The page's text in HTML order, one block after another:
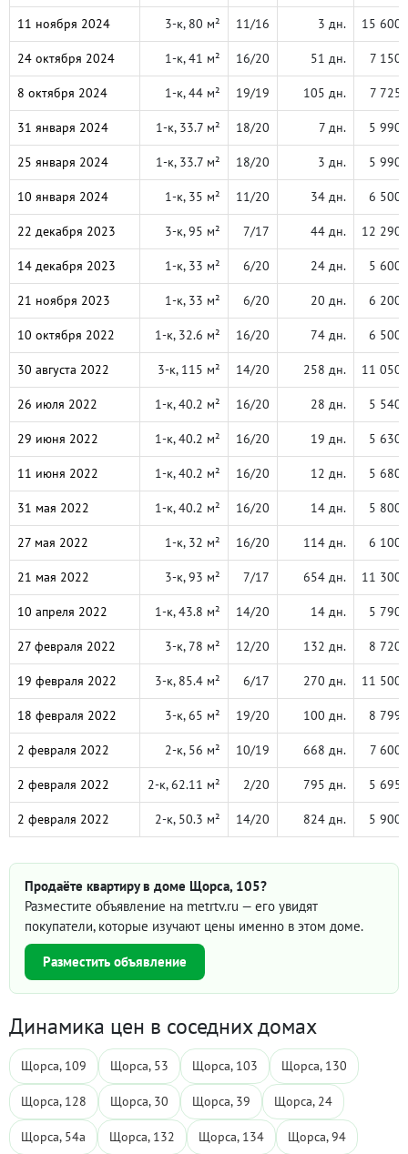
11 ноября 2024 3-к, 80 м² 11/16 3 дн. 15 600
24 октября 2024 1-к, 41 м² 16/20 51 дн. 7 150
8 октября 2024 1-к, 44 м² 19/19 105 дн. 7 725
31 января 2024 1-к, 33.7 м² 18/20 7 дн. 5 990
25 января 2024 1-к, 33.7 м² 18/20 3 дн. 5 990
10 января 2024 1-к, 35 м² 11/20 34 дн. 6 500
22 декабря 2023 3-к, 95 м² 7/17 44 дн. 12 290
14 декабря 2023 1-к, 33 м² 6/20 24 дн. 5 600
21 ноября 2023 1-к, 33 м² 6/20 20 дн. 6 200
10 октября 2022 1-к, 32.6 м² 16/20 74 дн. 6 500
30 августа 2022 3-к, 115 м² 14/20 258 дн. 11 050
26 июля 2022 1-к, 40.2 м² 16/20 28 дн. 5 540
29 июня 2022 1-к, 40.2 м² 16/20 19 дн. 5 630
11 июня 2022 1-к, 40.2 м² 16/20 12 дн. 5 680
31 мая 2022 1-к, 40.2 м² 16/20 14 дн. 5 800
27 мая 2022 1-к, 32 м² 16/20 114 дн. 6 100
21 мая 2022 3-к, 93 м² 7/17 654 дн. 11 300
10 апреля 2022 1-к, 43.8 м² 14/20 14 дн. 5 790
27 февраля 2022 3-к, 78 м² 12/20 132 дн. 8 720
19 февраля 2022 3-к, 85.4 м² 6/17 270 дн. 11 500
18 февраля 2022 3-к, 65 м² 19/20 100 дн. 8 799
2 февраля 2022 2-к, 56 м² 10/19 668 дн. 7 600
2 февраля 2022 2-к, 62.11 м² 2/20 795 дн. 5 695
2 февраля 2022 2-к, 50.3 м² 14/20 824 дн. 5 900
Продаёте квартиру в доме Щорса, 105?
Разместите объявление на metrtv.ru — его увидят
покупатели, которые изучают цены именно в этом доме.
Разместить объявление
Динамика цен в соседних домах
Щорса, 109 Щорса, 53 Щорса, 103 Щорса, 130
Щорса, 128 Щорса, 30 Щорса, 39 Щорса, 24
Щорса, 54а Щорса, 132 Щорса, 134 Щорса, 94